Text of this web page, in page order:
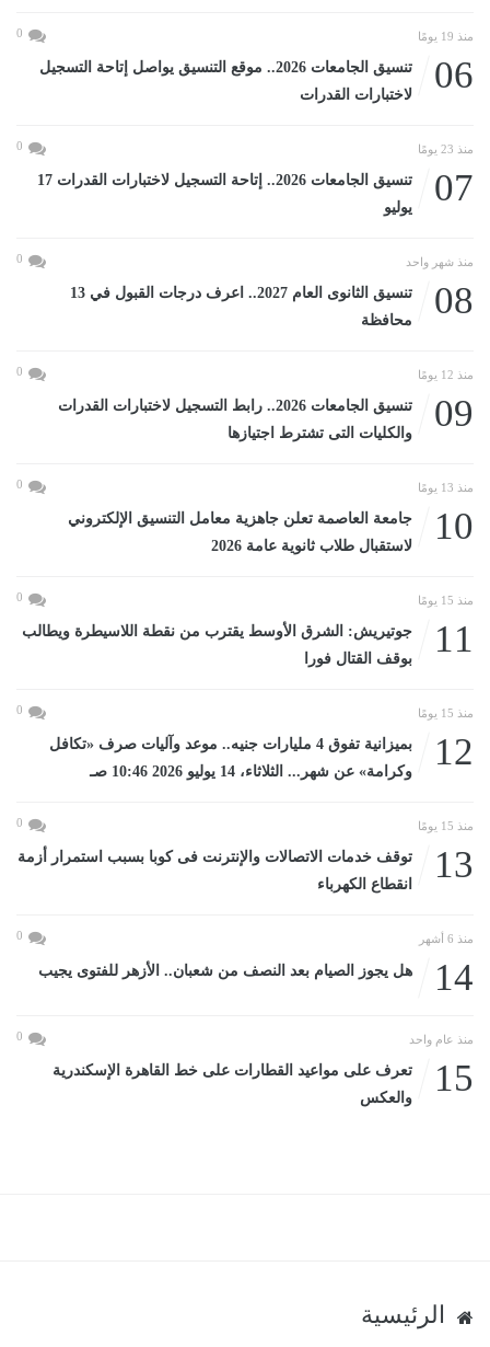
منذ 19 يومًا 0
06
تنسيق الجامعات 2026.. موقع التنسيق يواصل إتاحة التسجيل
لاختبارات القدرات
منذ 23 يومًا 0
07
تنسيق الجامعات 2026.. إتاحة التسجيل لاختبارات القدرات 17
يوليو
منذ شهر واحد 0
08
تنسيق الثانوى العام 2027.. اعرف درجات القبول في 13
محافظة
منذ 12 يومًا 0
09
تنسيق الجامعات 2026.. رابط التسجيل لاختبارات القدرات
والكليات التى تشترط اجتيازها
منذ 13 يومًا 0
10
جامعة العاصمة تعلن جاهزية معامل التنسيق الإلكتروني
لاستقبال طلاب ثانوية عامة 2026
منذ 15 يومًا 0
11
جوتيريش: الشرق الأوسط يقترب من نقطة اللاسيطرة ويطالب
بوقف القتال فورا
منذ 15 يومًا 0
12
بميزانية تفوق 4 مليارات جنيه.. موعد وآليات صرف «تكافل
وكرامة» عن شهر... الثلاثاء، 14 يوليو 2026 10:46 صـ
منذ 15 يومًا 0
13
توقف خدمات الاتصالات والإنترنت فى كوبا بسبب استمرار أزمة
انقطاع الكهرباء
منذ 6 أشهر 0
14 هل يجوز الصيام بعد النصف من شعبان.. الأزهر للفتوى يجيب
منذ عام واحد 0
15
تعرف على مواعيد القطارات على خط القاهرة الإسكندرية
والعكس
الرئيسية